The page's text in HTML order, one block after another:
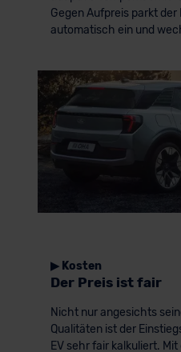
Gegen Aufpreis parkt der
automatisch ein und
▶ Kosten
Der Preis ist fair
Nicht nur angesichts
Qualitäten ist der
EV sehr fair kalkuliert.